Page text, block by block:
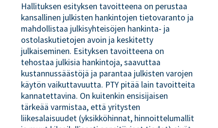
Hallituksen esityksen tavoitteena on perustaa
kansallinen julkisten hankintojen tietovaranto ja
mahdollistaa julkisyhteisöjen hankinta- ja
ostolaskutietojen avoin ja keskitetty
julkaiseminen. Esityksen tavoitteena on
tehostaa julkisia hankintoja, saavuttaa
kustannussäästöjä ja parantaa julkisten varojen
käytön vaikuttavuutta. PTY pitää lain tavoitteita
kannatettavina. On kuitenkin ensisijaisen
tärkeää varmistaa, että yritysten
liikesalaisuudet (yksikköhinnat, hinnoittelumallit